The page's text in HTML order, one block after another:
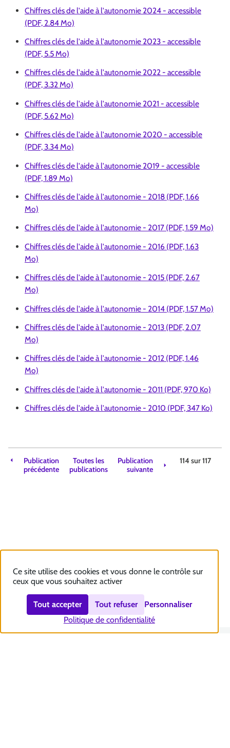
Chiffres clés de l'aide à l'autonomie 2024 - accessible
(PDF, 2.84 Mo)
Chiffres clés de l'aide à l'autonomie 2023 - accessible
(PDF, 5.5 Mo)
Chiffres clés de l'aide à l'autonomie 2022 - accessible
(PDF, 3.32 Mo)
Chiffres clés de l'aide à l'autonomie 2021 - accessible
(PDF, 5.62 Mo)
Chiffres clés de l'aide à l'autonomie 2020 - accessible
(PDF, 3.34 Mo)
Chiffres clés de l'aide à l'autonomie 2019 - accessible
(PDF, 1.89 Mo)
Chiffres clés de l'aide à l'autonomie - 2018 (PDF, 1.66
Mo)
Chiffres clés de l'aide à l'autonomie - 2017 (PDF, 1.59 Mo)
Chiffres clés de l'aide à l'autonomie - 2016 (PDF, 1.63
Mo)
Chiffres clés de l'aide à l'autonomie - 2015 (PDF, 2.67
Mo)
Chiffres clés de l'aide à l'autonomie - 2014 (PDF, 1.57 Mo)
Chiffres clés de l'aide à l'autonomie - 2013 (PDF, 2.07
Mo)
Chiffres clés de l'aide à l'autonomie - 2012 (PDF, 1.46
Mo)
Chiffres clés de l'aide à l'autonomie - 2011 (PDF, 970 Ko)
Chiffres clés de l'aide à l'autonomie - 2010 (PDF, 347 Ko)
Publication
précédente
Toutes les
publications
Publication
suivante
114 sur117
Ce site utilise des cookies et vous donne le contrôle sur
ceux que vous souhaitez activer
Tout accepter Tout refuser
Personnaliser
Politique de confidentialité